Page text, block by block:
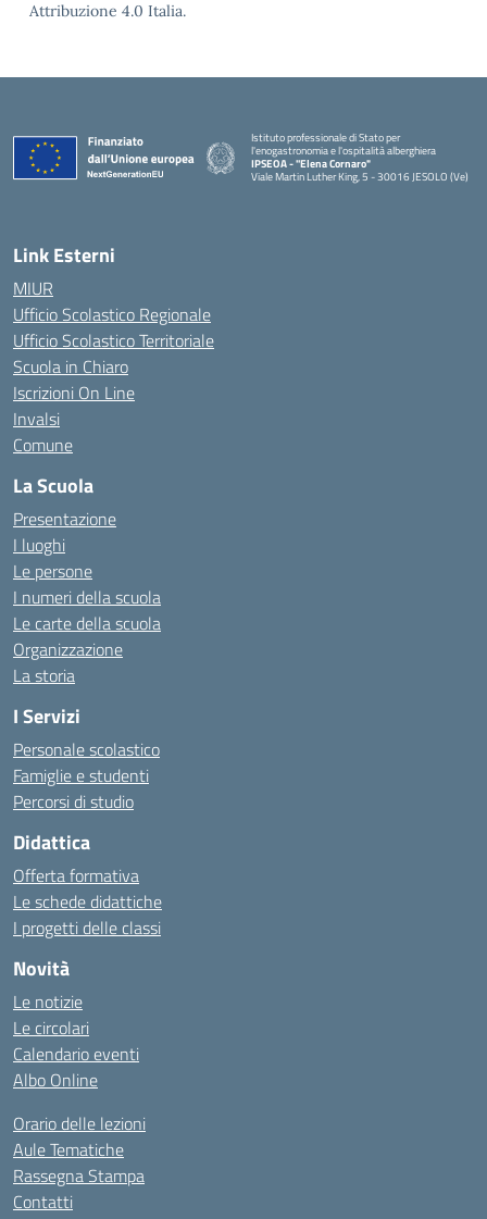
Attribuzione 4.0 Italia.
Istituto professionale di Stato per
l'enogastronomia e l'ospitalità alberghiera
IPSEOA - ''Elena Cornaro"
Viale Martin Luther King, 5 - 30016 JESOLO (Ve)
— Visita la pagina iniziale della scuola
Link Esterni
MIUR
Ufficio Scolastico Regionale
Ufficio Scolastico Territoriale
Scuola in Chiaro
Iscrizioni On Line
Invalsi
Comune
La Scuola
Presentazione
I luoghi
Le persone
I numeri della scuola
Le carte della scuola
Organizzazione
La storia
I Servizi
Personale scolastico
Famiglie e studenti
Percorsi di studio
Didattica
Offerta formativa
Le schede didattiche
I progetti delle classi
Novità
Le notizie
Le circolari
Calendario eventi
Albo Online
Orario delle lezioni
Aule Tematiche
Rassegna Stampa
Contatti